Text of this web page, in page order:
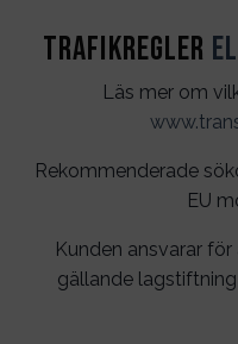
Trafikregler
Läs mer om
Rekommenderade
EU
Kunden ansvarar
gällande